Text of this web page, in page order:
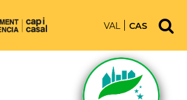
VAL CAS